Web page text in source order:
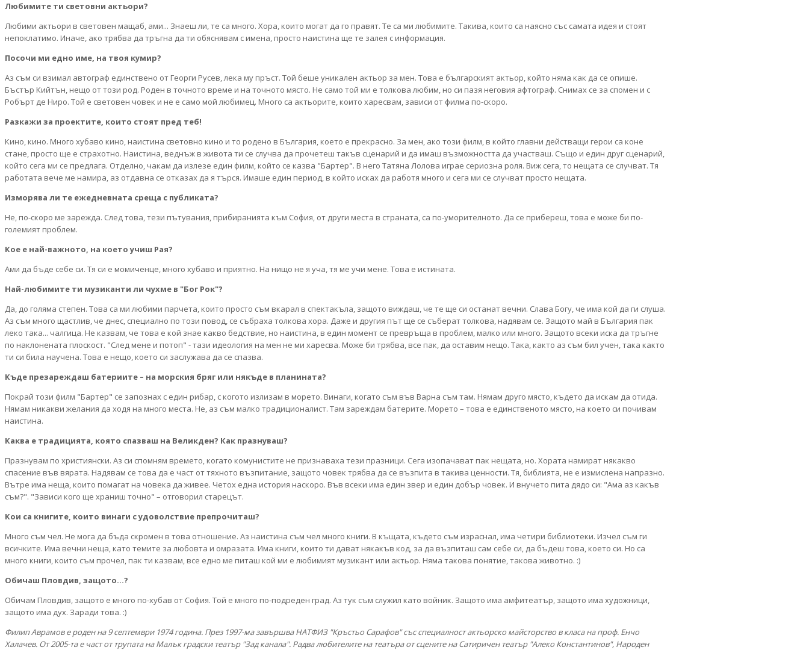
Любимите ти световни актьори?
Любими актьори в световен мащаб, ами... Знаеш ли, те са много. Хора, които могат да го правят. Те са ми любимите. Такива, които са наясно със самата идея и стоят
непоклатимо. Иначе, ако трябва да тръгна да ти обяснявам с имена, просто наистина ще те залея с информация.
Посочи ми едно име, на твоя кумир?
Аз съм си взимал автограф единствено от Георги Русев, лека му пръст. Той беше уникален актьор за мен. Това е българският актьор, който няма как да се опише.
Бъстър Кийтън, нещо от този род. Роден в точното време и на точното място. Не само той ми е толкова любим, но си пазя неговия афтограф. Снимах се за спомен и с
Робърт де Ниро. Той е световен човек и не е само мой любимец. Много са актьорите, които харесвам, зависи от филма по-скоро.
Разкажи за проектите, които стоят пред теб!
Кино, кино. Много хубаво кино, наистина световно кино и то родено в България, което е прекрасно. За мен, ако този филм, в който главни действащи герои са коне
стане, просто ще е страхотно. Наистина, веднъж в живота ти се случва да прочетеш такъв сценарий и да имаш възможността да участваш. Също и един друг сценарий,
който сега ми се предлага. Отделно, чакам да излезе един филм, който се казва "Бартер". В него Татяна Лолова играе сериозна роля. Виж сега, то нещата се случват. Тя
работата вече ме намира, аз отдавна се отказах да я търся. Имаше един период, в който исках да работя много и сега ми се случват просто нещата.
Изморява ли те ежедневната среща с публиката?
Не, по-скоро ме зарежда. След това, тези пътувания, прибиранията към София, от други места в страната, са по-уморителното. Да се прибереш, това е може би по-
големият проблем.
Кое е най-важното, на което учиш Рая?
Ами да бъде себе си. Тя си е момиченце, много хубаво и приятно. На нищо не я уча, тя ме учи мене. Това е истината.
Най-любимите ти музиканти ли чухме в "Бог Рок"?
Да, до голяма степен. Това са ми любими парчета, които просто съм вкарал в спектакъла, защото виждаш, че те ще си останат вечни. Слава Богу, че има кой да ги слуша.
Аз съм много щастлив, че днес, специално по този повод, се събраха толкова хора. Даже и другия път ще се съберат толкова, надявам се. Защото май в България пак
леко така... чалгица. Не казвам, че това е кой знае какво бедствие, но наистина, в един момент се превръща в проблем, малко или много. Защото всеки иска да тръгне
по наклонената плоскост. "След мене и потоп" - тази идеология на мен не ми харесва. Може би трябва, все пак, да оставим нещо. Така, както аз съм бил учен, така както
ти си била научена. Това е нещо, което си заслужава да се спазва.
Къде презареждаш батериите – на морския бряг или някъде в планината?
Покрай този филм "Бартер" се запознах с един рибар, с когото излизам в морето. Винаги, когато съм във Варна съм там. Нямам друго място, където да искам да отида.
Нямам никакви желания да ходя на много места. Не, аз съм малко традиционалист. Там зареждам батерите. Морето – това е единственото място, на което си почивам
наистина.
Каква е традицията, която спазваш на Великден? Как празнуваш?
Празнувам по християнски. Аз си спомням времето, когато комунистите не признаваха тези празници. Сега изопачават пак нещата, но. Хората намират някакво
спасение във вярата. Надявам се това да е част от тяхното възпитание, защото човек трябва да се възпита в такива ценности. Тя, библията, не е измислена напразно.
Вътре има неща, които помагат на човека да живее. Четох една история наскоро. Във всеки има един звер и един добър човек. И внучето пита дядо си: "Ама аз какъв
съм?". "Зависи кого ще храниш точно" – отговорил старецът.
Кои са книгите, които винаги с удоволствие препрочиташ?
Много съм чел. Не мога да бъда скромен в това отношение. Аз наистина съм чел много книги. В къщата, където съм израснал, има четири библиотеки. Изчел съм ги
всичките. Има вечни неща, като темите за любовта и омразата. Има книги, които ти дават някакъв код, за да възпиташ сам себе си, да бъдеш това, което си. Но са
много книги, които съм прочел, пак ти казвам, все едно ме питаш кой ми е любимият музикант или актьор. Няма такова понятие, такова животно. :)
Обичаш Пловдив, защото...?
Обичам Пловдив, защото е много по-хубав от София. Той е много по-подреден град. Аз тук съм служил като войник. Защото има амфитеатър, защото има художници,
защото има дух. Заради това. :)
Филип Аврамов е роден на 9 септември 1974 година. През 1997-ма завършва НАТФИЗ "Кръстьо Сарафов" със специалност актьорско майсторство в класа на проф. Енчо
Халачев. От 2005-та е част от трупата на Малък градски театър "Зад канала". Радва любителите на театъра от сцените на Сатиричен театър "Алеко Константинов", Народен